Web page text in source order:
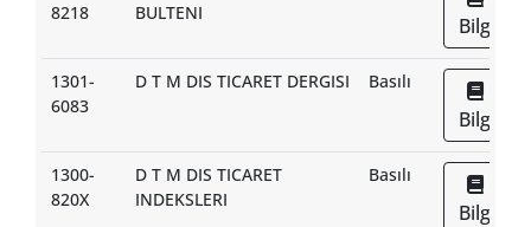
8218
BULTENI
Bilgi
1301-
6083
D T M DIS TICARET DERGISI Basılı
Bilgi
1300-
820X
D T M DIS TICARET
INDEKSLERI
Basılı
Bilgi